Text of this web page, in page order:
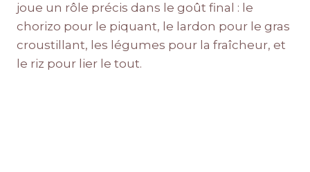
joue un rôle précis dans le goût final : le
chorizo pour le piquant, le lardon pour le gras
croustillant, les légumes pour la fraîcheur, et
le riz pour lier le tout.